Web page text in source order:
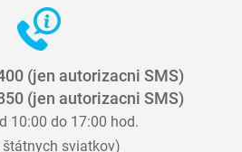
(jen autorizacni SMS)
(jen autorizacni SMS)
10:00 do 17:00 hod.
sviatkov)